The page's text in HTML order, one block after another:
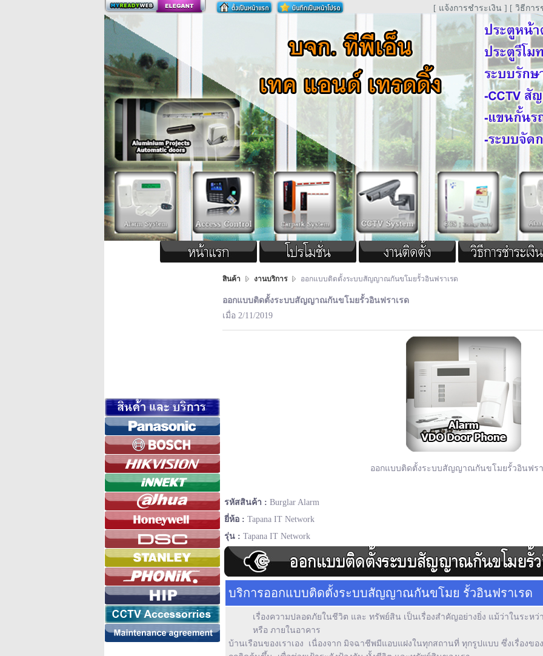
สร้างเว็บ
[ แจ้งการชำระเงิน ] [ วิธีการ
สินค้า งานบริการ ออกแบบติดตั้งระบบสัญญาณกันขโมยรั้วอินฟราเรด
ออกแบบติดตั้งระบบสัญญาณกันขโมยรั้วอินฟราเรด
เมื่อ 2/11/2019
ออกแบบติดตั้งระบบสัญญาณกันขโมยรั้วอินฟรา
รหัสสินค้า : Burglar Alarm
ยี่ห้อ : Tapana IT Network
รุ่น : Tapana IT Network
บริการออกแบบติดตั้งระบบสัญญาณกันขโมย รั้วอินฟราเรด
เรื่องความปลอดภัยในชีวิต และ ทรัพย์สิน เป็นเรื่องสำคัญอย่างยิ่ง แม้ว่าในระห
หรือ ภายในอาคาร
บ้านเรือนของเราเอง เนื่องจาก มิจฉาชีพมีแอบแฝงในทุกสถานที่ ทุกรูปแบบ ซึ่งเรื่องข